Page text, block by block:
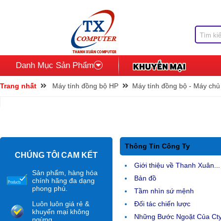
Danh Mục Sản Phẩm
Trang nhất Máy tính đồng bộ HP Máy tính đồng bộ - Máy chủ
CHÚNG TÔI CAM KẾT
Sản phẩm, hàng hóa
chính hãng đa dạng
phong phú.
Luôn luôn giá rẻ &
khuyến mại không
Thông Tin Công Ty
Giới thiệu về Thanh Xuân...
Bản đồ
Tầm nhìn sứ mệnh
Đối tác chiến lược
Những Bước Ngoặt Của